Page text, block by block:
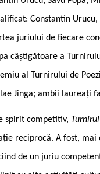
Constantin Urucu,
juriului de fiecare
câștigătoare a
al Turnirului de
Jinga; ambii laureați
spirit competitiv, Turnirul
reciprocă. A fost, mai
de un juriu